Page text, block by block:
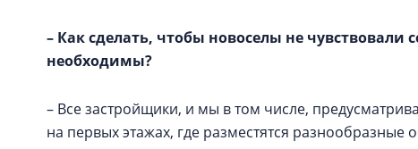
– Как сделать, чтобы новоселы не
необходимы?
– Все застройщики, и мы в том числе,
на первых этажах, где разместятся